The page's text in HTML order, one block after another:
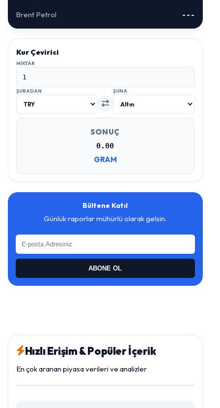
Brent Petrol ---
Kur Çevirici
MIKTAR
ŞURADAN ŞUNA
SONUÇ
0.00
GRAM
Bültene Katıl
Günlük raporlar mühürlü olarak gelsin.
ABONE OL
Hızlı Erişim & Popüler İçerik
En çok aranan piyasa verileri ve analizler